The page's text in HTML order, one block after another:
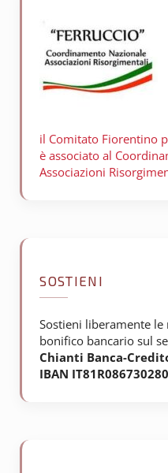
il Comitato Fiorentino
è associato al
Associazioni
SOSTIENI
Sostieni liberamente
bonifico bancario sul
Chianti Banca-
IBAN